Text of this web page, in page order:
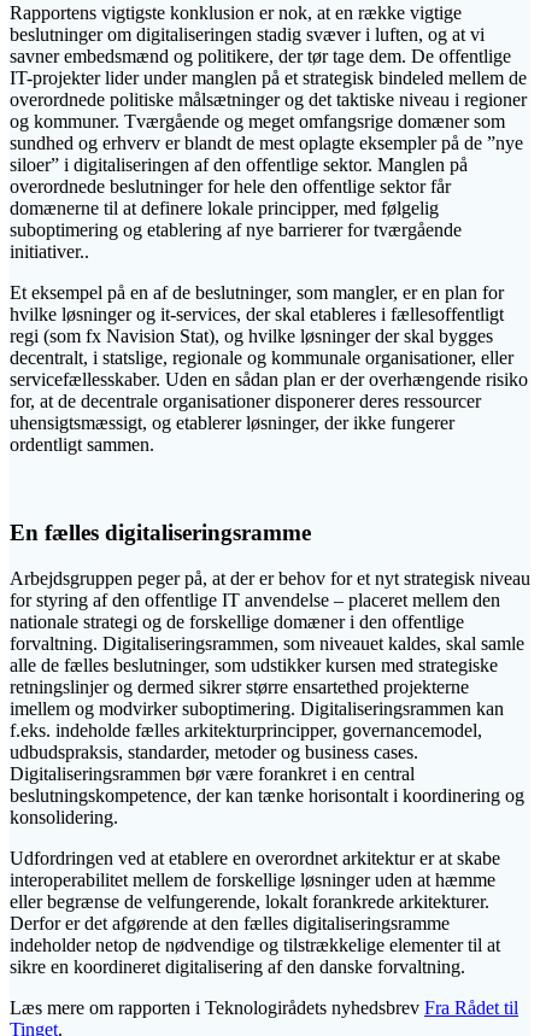
Rapportens vigtigste konklusion er nok, at en række vigtige
beslutninger om digitaliseringen stadig svæver i luften, og at vi
savner embedsmænd og politikere, der tør tage dem. De offentlige
IT-projekter lider under manglen på et strategisk bindeled mellem de
overordnede politiske målsætninger og det taktiske niveau i regioner
og kommuner. Tværgående og meget omfangsrige domæner som
sundhed og erhverv er blandt de mest oplagte eksempler på de ”nye
siloer” i digitaliseringen af den offentlige sektor. Manglen på
overordnede beslutninger for hele den offentlige sektor får
domænerne til at definere lokale principper, med følgelig
suboptimering og etablering af nye barrierer for tværgående
initiativer..
Et eksempel på en af de beslutninger, som mangler, er en plan for
hvilke løsninger og it-services, der skal etableres i fællesoffentligt
regi (som fx Navision Stat), og hvilke løsninger der skal bygges
decentralt, i statslige, regionale og kommunale organisationer, eller
servicefællesskaber. Uden en sådan plan er der overhængende risiko
for, at de decentrale organisationer disponerer deres ressourcer
uhensigtsmæssigt, og etablerer løsninger, der ikke fungerer
ordentligt sammen.
En fælles digitaliseringsramme
Arbejdsgruppen peger på, at der er behov for et nyt strategisk niveau
for styring af den offentlige IT anvendelse – placeret mellem den
nationale strategi og de forskellige domæner i den offentlige
forvaltning. Digitaliseringsrammen, som niveauet kaldes, skal samle
alle de fælles beslutninger, som udstikker kursen med strategiske
retningslinjer og dermed sikrer større ensartethed projekterne
imellem og modvirker suboptimering. Digitaliseringsrammen kan
f.eks. indeholde fælles arkitekturprincipper, governancemodel,
udbudspraksis, standarder, metoder og business cases.
Digitaliseringsrammen bør være forankret i en central
beslutningskompetence, der kan tænke horisontalt i koordinering og
konsolidering.
Udfordringen ved at etablere en overordnet arkitektur er at skabe
interoperabilitet mellem de forskellige løsninger uden at hæmme
eller begrænse de velfungerende, lokalt forankrede arkitekturer.
Derfor er det afgørende at den fælles digitaliseringsramme
indeholder netop de nødvendige og tilstrækkelige elementer til at
sikre en koordineret digitalisering af den danske forvaltning.
Læs mere om rapporten i Teknologirådets nyhedsbrev Fra Rådet til
Tinget.